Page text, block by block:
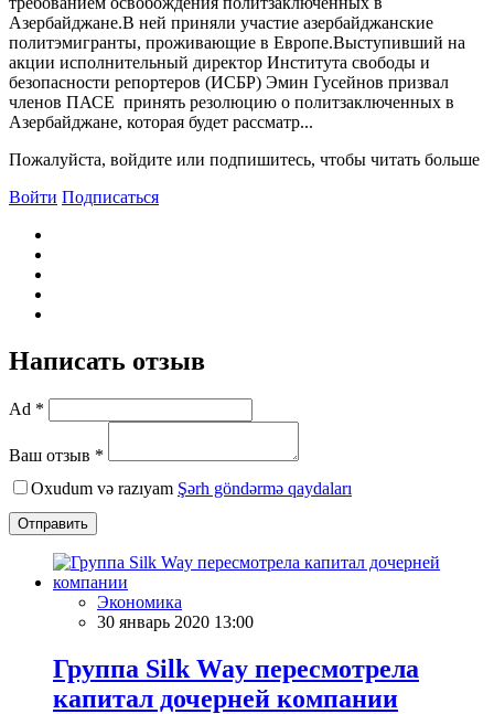
Азербайджане.В ней приняли участие азербайджанские
политэмигранты, проживающие в Европе.Выступивший на
акции исполнительный директор Института свободы и
безопасности репортеров (ИСБР) Эмин Гусейнов призвал
членов ПАСЕ принять резолюцию о политзаключенных в
Азербайджане, которая будет рассматр...
Пожалуйста, войдите или подпишитесь, чтобы читать больше
Войти Подписаться
Написать отзыв
Ad *
Ваш отзыв *
Oxudum və razıyam Şərh göndərmə qaydaları
Отправить
Экономика
30 январь 2020 13:00
Группа Silk Way пересмотрела
капитал дочерней компании